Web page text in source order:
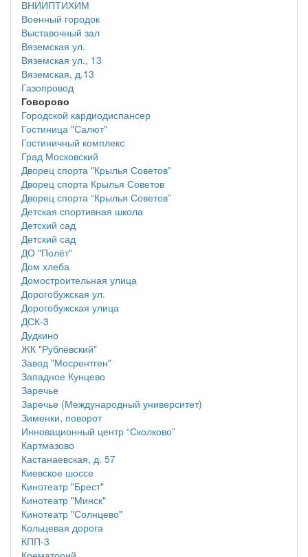
ВНИИПТИХИМ
Военный городок
Выставочный зал
Вяземская ул.
Вяземская ул., 13
Вяземская, д.13
Газопровод
Говорово
Городской кардиодиспансер
Гостиница "Салют"
Гостиничный комплекс
Град Московский
Дворец спорта "Крылья Советов"
Дворец спорта Крылья Советов
Дворец спорта “Крылья Советов”
Детская спортивная школа
Детский сад
Детский сад
ДО "Полёт"
Дом хлеба
Домостроительная улица
Дорогобужская ул.
Дорогобужская улица
ДСК-3
Дудкино
ЖК "Рублёвский"
Завод "Мосрентген"
Западное Кунцево
Заречье
Заречье (Международный университет)
Зименки, поворот
Инновационный центр “Сколково”
Картмазово
Кастанаевская, д. 57
Киевское шоссе
Кинотеатр "Брест"
Кинотеатр "Минск"
Кинотеатр "Солнцево"
Кольцевая дорога
КПП-3